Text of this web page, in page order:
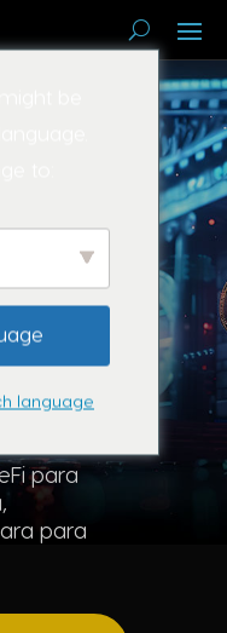
Web3
que
ganar
un
para
para
language